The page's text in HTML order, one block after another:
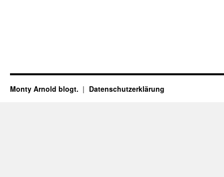
Monty Arnold blogt. Datenschutz­erklärung